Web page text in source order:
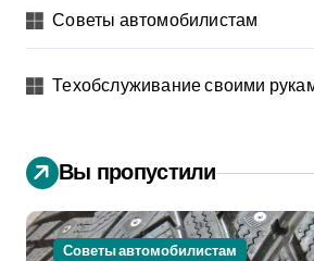
Советы автомобилистам
Техобслуживание своими
Вы пропустили
Советы автомобилистам